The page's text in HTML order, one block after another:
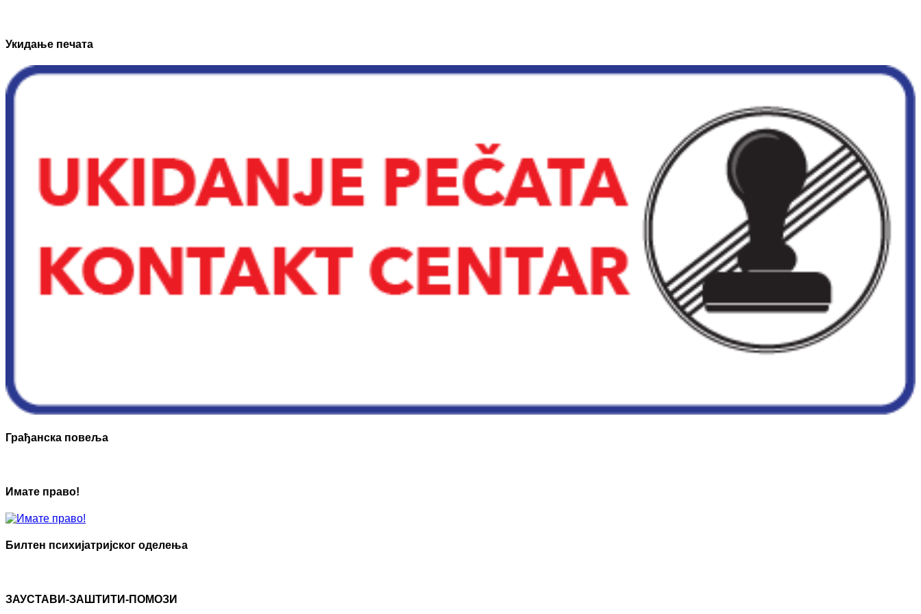
Укидање печата
Грађанска повеља
Имате право!
Билтен психијатријског оделења
ЗАУСТАВИ-ЗАШТИТИ-ПОМОЗИ